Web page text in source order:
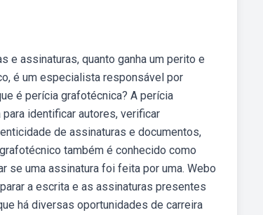
assinaturas, quanto ganha um perito e
é um especialista responsável por
é perícia grafotécnica? A perícia
identificar autores, verificar
de assinaturas e documentos,
também é conhecido como
se uma assinatura foi feita por uma. Webo
a escrita e as assinaturas presentes
há diversas oportunidades de carreira